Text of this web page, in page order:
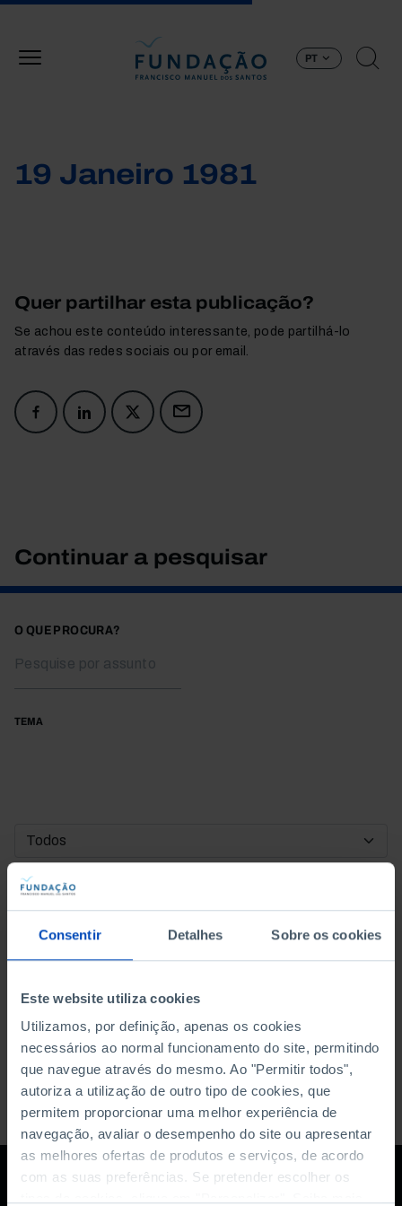
Consentir Detalhes Sobre os cookies
Este website utiliza cookies
Utilizamos, por definição, apenas os cookies
necessários ao normal funcionamento do site, permitindo
que navegue através do mesmo. Ao "Permitir todos",
autoriza a utilização de outro tipo de cookies, que
permitem proporcionar uma melhor experiência de
navegação, avaliar o desempenho do site ou apresentar
as melhores ofertas de produtos e serviços, de acordo
com as suas preferências. Se pretender escolher os
PT
19 Janeiro 1981
Quer partilhar esta publicação?
Se achou este conteúdo interessante, pode partilhá-lo
através das redes sociais ou por email.
Continuar a pesquisar
O QUE PROCURA?
TEMA
DATA DE INÍCIO
DATA DE FIM